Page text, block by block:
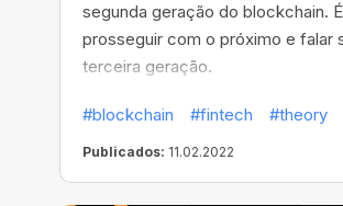
segunda geração do blockchain.
prosseguir com o próximo e falar
terceira geração.
#blockchain #fintech #theory
Publicados: 11.02.2022